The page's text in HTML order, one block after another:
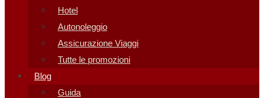
Hotel
Autonoleggio
Assicurazione Viaggi
Tutte le promozioni
Blog
Guida